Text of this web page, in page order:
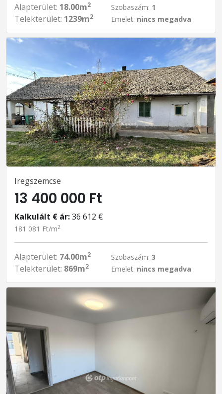
Alapterület: 18.00m2
Telekterület: 1239m2
Szobaszám: 1
Emelet: nincs megadva
Iregszemcse
13 400 000 Ft
Kalkulált € ár:36 612 €
181 081 Ft/m2
Alapterület: 74.00m2
Telekterület: 869m2
Szobaszám: 3
Emelet: nincs megadva